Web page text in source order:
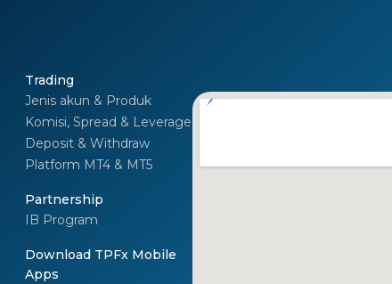
Trading
Jenis akun & Produk
Komisi, Spread & Leverage
Deposit & Withdraw
Platform MT4 & MT5
Partnership
IB Program
Download TPFx Mobile
Apps